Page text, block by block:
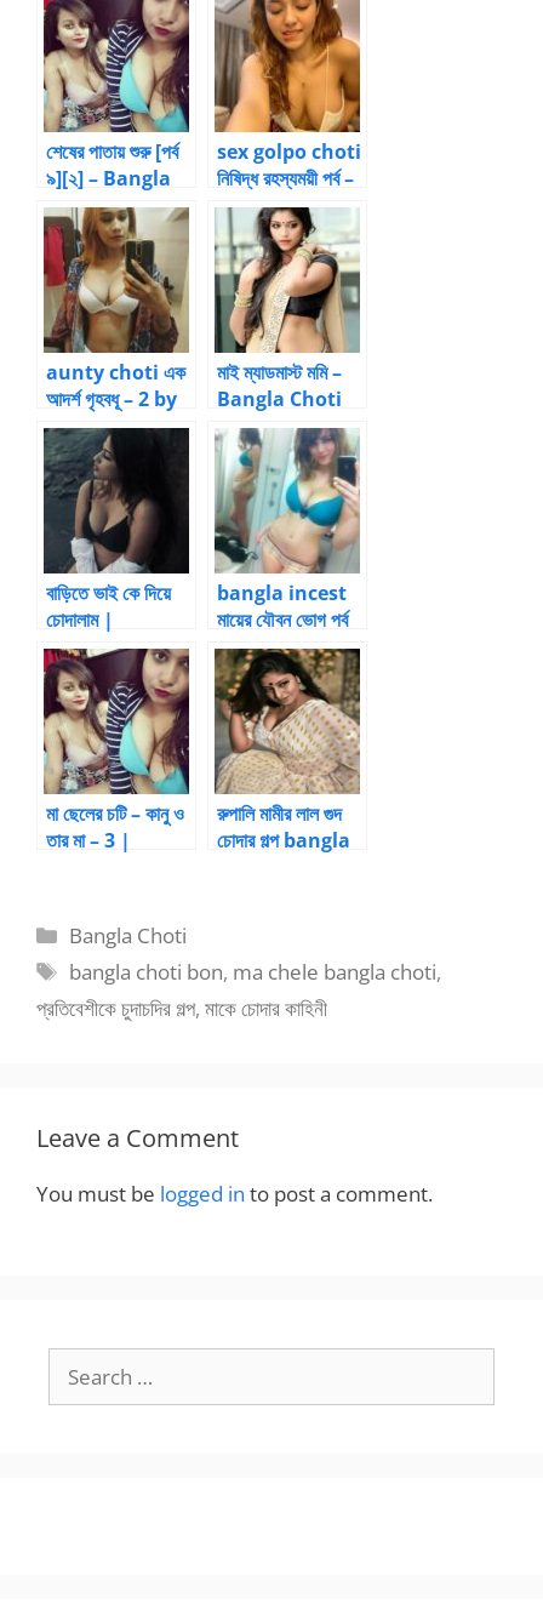
শেষের পাতায় শুরু [পর্ব
৯][২] – Bangla
Choti
Collections
sex golpo choti
নিষিদ্ধ রহস্যময়ী পর্ব –
6 by আয়ামিল
aunty choti এক
আদর্শ গৃহবধূ – 2 by
Xojuram
মাই ম্যাডমাস্ট মমি –
Bangla Choti
Kahini
বাড়িতে ভাই কে দিয়ে
চোদালাম |
BanglaChotika
hini
bangla incest
মায়ের যৌবন ভোগ পর্ব
-1 by
Premlove007 |
Bangla choti
kahini
মা ছেলের চটি – কানু ও
তার মা – 3 |
রুপালি মামীর লাল গুদ
চোদার গল্প bangla
Categories
Bangla Choti
Tags
bangla choti bon, ma chele bangla choti,
প্রতিবেশীকে চুদাচদির গল্প, মাকে চোদার কাহিনী
Leave a Comment
You must be logged in to post a comment.
for: